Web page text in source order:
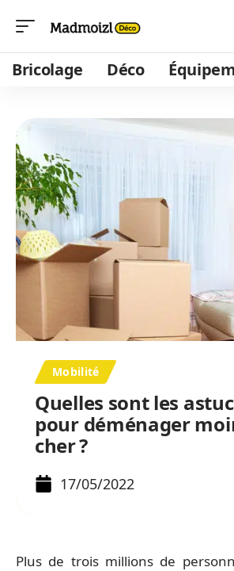
Bricolage Déco
Mobilité
Quelles sont les
pour déménager
cher ?
17/05/2022
Plus de trois millions de